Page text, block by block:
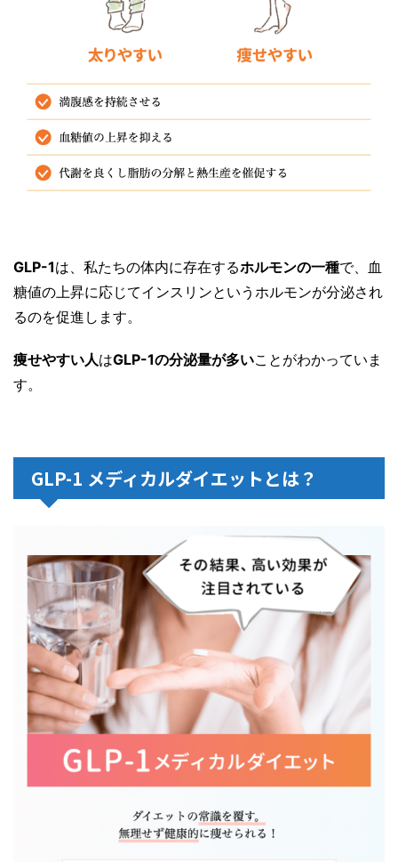
GLP-1は、私たちの体内に存在するホルモンの一種で、血
糖値の上昇に応じてインスリンというホルモンが分泌され
るのを促進します。
痩せやすい人はGLP-1の分泌量が多いことがわかっていま
す。
GLP-1 メディカルダイエットとは？